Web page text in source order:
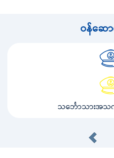
ဝန်ဆော
သင်္ဘောသားအသ